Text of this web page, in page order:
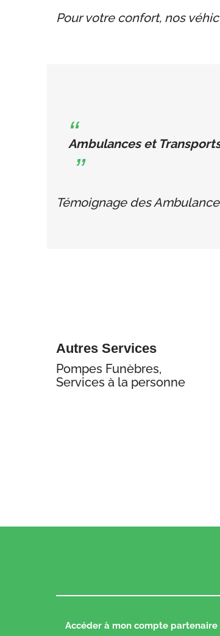
Pour votre confort, nos
Ambulances et
Témoignage des
Autres Services
Pompes Funèbres,
Services à la personne
Accéder à mon compte partenaire